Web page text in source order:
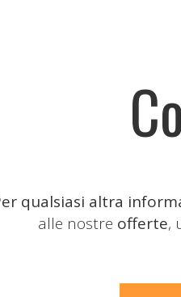
qualsiasi altra
alle nostre offerte,